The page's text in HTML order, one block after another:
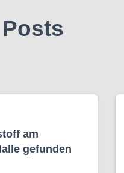
am
gefunden